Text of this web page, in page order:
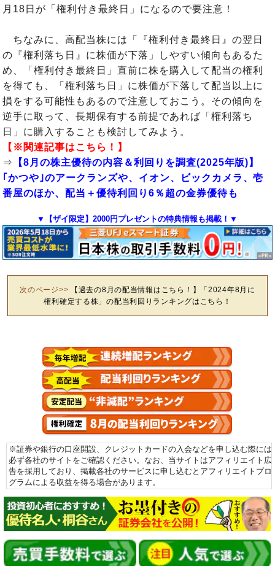
月18日が「権利付き最終日」になるので要注意！
ちなみに、高配当株には「『権利付き最終日』の翌日
の『権利落ち日』に株価が下落」しやすい傾向もあるた
め、「権利付き最終日」直前に株を購入して配当の権利
を得ても、「権利落ち日」に株価が下落して配当以上に
損をする可能性もあるので注意しておこう。その傾向を
逆手に取って、長期保有する前提であれば「権利落ち
日」に購入することも検討してみよう。
【※関連記事はこちら！】
⇒
【8月の株主優待の内容＆利回りを調査(2025年版)】
｢かつや｣のアークランズや、イオン、ビックカメラ、壱
番屋のほか、配当＋優待利回り6％超の金券優待も
▼【ザイ限定】2000円プレゼントの特典情報も掲載！▼
次のページ>>
【過去の8月の配当情報はこちら！】「2024年8月に
権利確定する株」の配当利回りランキングはこちら！
※証券や銀行の口座開設、クレジットカードの入会などを申し込む際には
必ず各社のサイトをご確認ください。なお、当サイトはアフィリエイト広
告を採用しており、掲載各社のサービスに申し込むとアフィリエイトプロ
グラムによる収益を得る場合があります。